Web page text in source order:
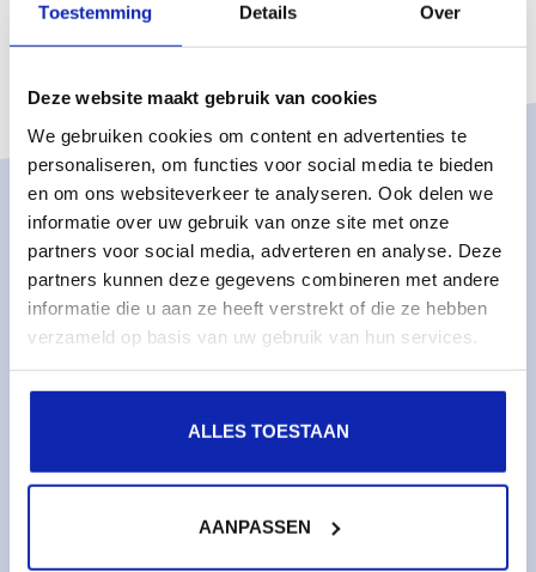
Toestemming Details Over
Deze website maakt gebruik van cookies
We gebruiken cookies om content en advertenties te
personaliseren, om functies voor social media te bieden
en om ons websiteverkeer te analyseren. Ook delen we
informatie over uw gebruik van onze site met onze
partners voor social media, adverteren en analyse. Deze
partners kunnen deze gegevens combineren met andere
informatie die u aan ze heeft verstrekt of die ze hebben
verzameld op basis van uw gebruik van hun services.
ALLES TOESTAAN
AANPASSEN
Oplossingen
Managed services
Dedicated servers
Monitoring & metrics
Cloud servers
Diensten